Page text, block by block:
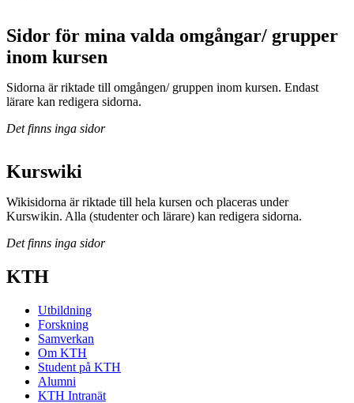
Sidor för mina valda omgångar/ grupper
inom kursen
Sidorna är riktade till omgången/ gruppen inom kursen. Endast
lärare kan redigera sidorna.
Det finns inga sidor
Kurswiki
Wikisidorna är riktade till hela kursen och placeras under
Kurswikin. Alla (studenter och lärare) kan redigera sidorna.
Det finns inga sidor
KTH
Utbildning
Forskning
Samverkan
Om KTH
Student på KTH
Alumni
KTH Intranät